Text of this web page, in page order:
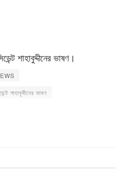
শাহাবুদ্দীনের ভাষণ।
শাহাবুদ্দীনের ভাষণ